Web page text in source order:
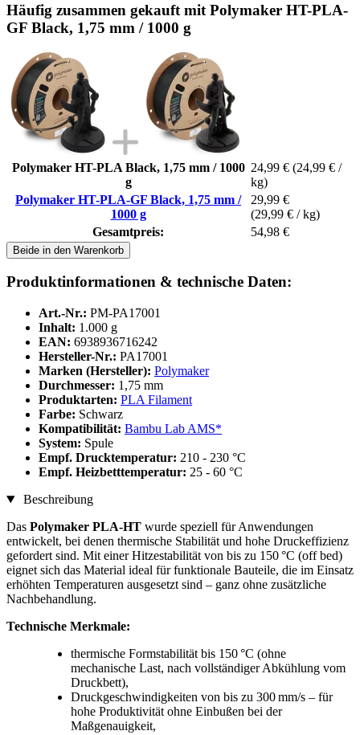
Häufig zusammen gekauft mit Polymaker HT-PLA-
GF Black, 1,75 mm / 1000 g
Polymaker HT-PLA Black, 1,75 mm / 1000
g
24,99 € (24,99 € /
kg)
Polymaker HT-PLA-GF Black, 1,75 mm /
1000 g
29,99 €
(29,99 € / kg)
Gesamtpreis:
54,98 €
Beide in den Warenkorb
Produktinformationen & technische Daten:
Art.-Nr.: PM-PA17001
Inhalt: 1.000 g
EAN: 6938936716242
Hersteller-Nr.: PA17001
Marken (Hersteller): Polymaker
Durchmesser: 1,75 mm
Produktarten: PLA Filament
Farbe: Schwarz
Kompatibilität: Bambu Lab AMS*
System: Spule
Empf. Drucktemperatur: 210 - 230 °C
Empf. Heizbetttemperatur: 25 - 60 °C
Beschreibung
Das Polymaker PLA-HT wurde speziell für Anwendungen
entwickelt, bei denen thermische Stabilität und hohe Druckeffizienz
gefordert sind. Mit einer Hitzestabilität von bis zu 150 °C (off bed)
eignet sich das Material ideal für funktionale Bauteile, die im Einsatz
erhöhten Temperaturen ausgesetzt sind – ganz ohne zusätzliche
Nachbehandlung.
Technische Merkmale:
thermische Formstabilität bis 150 °C (ohne
mechanische Last, nach vollständiger Abkühlung vom
Druckbett),
Druckgeschwindigkeiten von bis zu 300 mm/s – für
hohe Produktivität ohne Einbußen bei der
Maßgenauigkeit,